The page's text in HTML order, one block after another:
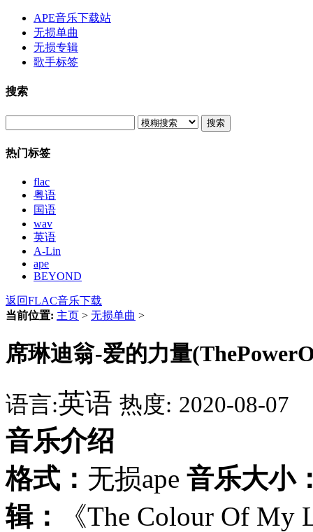
APE音乐下载站
无损单曲
无损专辑
歌手标签
搜索
搜索
热门标签
flac
粤语
国语
wav
英语
A-Lin
ape
BEYOND
返回FLAC音乐下载
当前位置: 主页 > 无损单曲 >
席琳迪翁-爱的力量
语言:英语 热度: 2020-08-07
音乐介绍
格式： 无损ape 音乐大小
辑：
《The Colour Of My